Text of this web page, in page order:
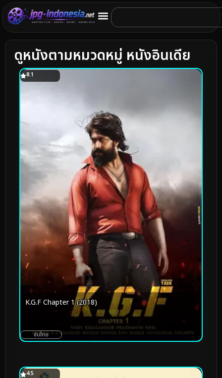
ดูหนังตามหมวดหมู่ หนังอินเดีย
8.1
K.G.F Chapter 1 (2018)
ซับไทย
4.5